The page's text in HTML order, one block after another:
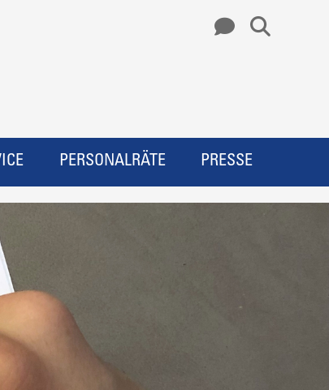
PERSONALRÄTE PRESSE